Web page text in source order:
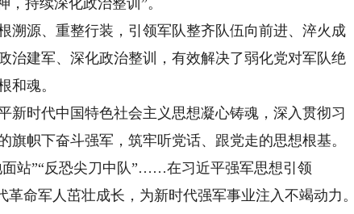
持续深化政治整训”。
源、重整行装，引领军队整齐队伍向前进、淬火成
治建军、深化政治整训，有效解决了弱化党对军队绝
和魂。
时代中国特色社会主义思想凝心铸魂，深入贯彻习
帜下奋斗强军，筑牢听党话、跟党走的思想根基。
站”“反恐尖刀中队”……在习近平强军思想引领
命军人茁壮成长，为新时代强军事业注入不竭动力。